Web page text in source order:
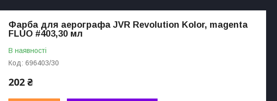
Фарба для аерографа JVR Revolution Kolor, magenta
FLUO #403,30 мл
В наявності
Код: 696403/30
202 ₴